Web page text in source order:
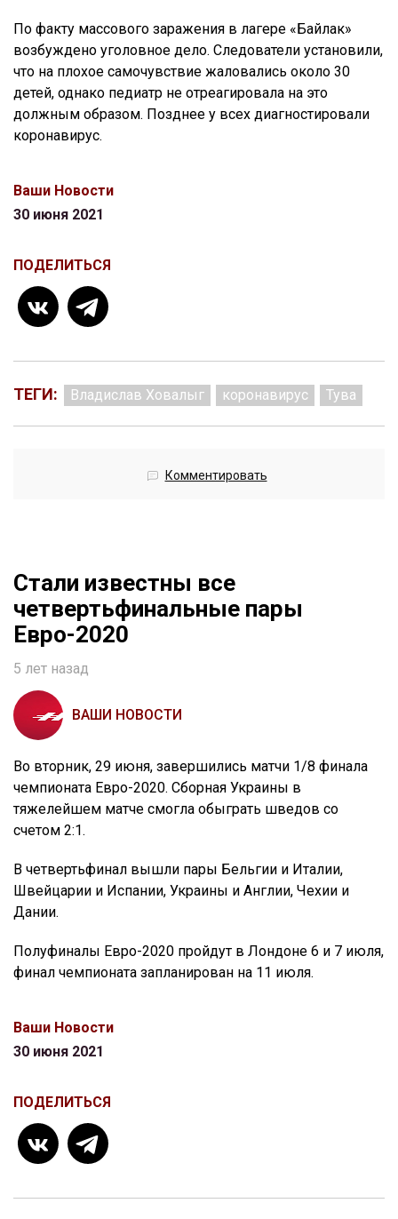
По факту массового заражения в лагере «Байлак»
возбуждено уголовное дело. Следователи установили,
что на плохое самочувствие жаловались около 30
детей, однако педиатр не отреагировала на это
должным образом. Позднее у всех диагностировали
коронавирус.
Ваши Новости
30 июня 2021
ПОДЕЛИТЬСЯ
ТЕГИ: Владислав Ховалыг коронавирус Тува
Комментировать
Стали известны все
четвертьфинальные пары
Евро-2020
5 лет назад
ВАШИ НОВОСТИ
Во вторник, 29 июня, завершились матчи 1/8 финала
чемпионата Евро-2020. Сборная Украины в
тяжелейшем матче смогла обыграть шведов со
счетом 2:1.
В четвертьфинал вышли пары Бельгии и Италии,
Швейцарии и Испании, Украины и Англии, Чехии и
Дании.
Полуфиналы Евро-2020 пройдут в Лондоне 6 и 7 июля,
финал чемпионата запланирован на 11 июля.
Ваши Новости
30 июня 2021
ПОДЕЛИТЬСЯ